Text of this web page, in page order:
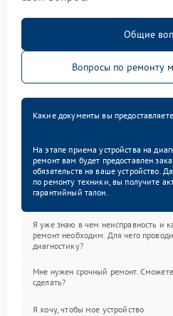
Общие
Вопросы по ремонту
Какие документы вы
На этапе приема устройства на
ремонт вам будет предоставлен
обязательств на ваше устройство.
по ремонту техники, вы получите
гарантийный талон.
Я уже знаю в чем неисправность и
ремонт необходим. Для чего
диагностику?
Мне нужен срочный ремонт. Сможете
сделать?
Я хочу, чтобы мое устройство